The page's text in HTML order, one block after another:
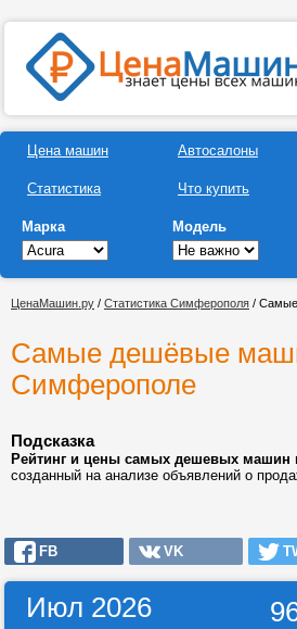
Цена машин
Статистика
Автосалоны
Что купить
Марка Модель
ЦенаМашин.ру / Статистика Симферополя /
Самые дешёвые
Симферополе
Подсказка
Рейтинг и цены самых дешевых
созданный на анализе объявлений о
FB VK
Июл 2026